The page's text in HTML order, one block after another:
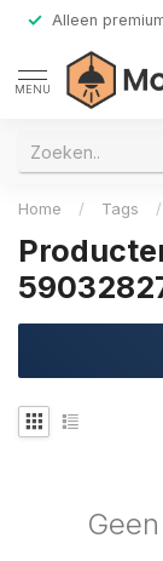
Alleen
MENU
Home / Tags /